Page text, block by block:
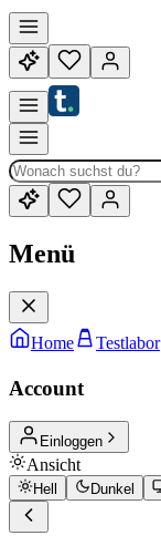
Menü
Home Testlabor
Account
Einloggen
Ansicht
Hell Dunkel